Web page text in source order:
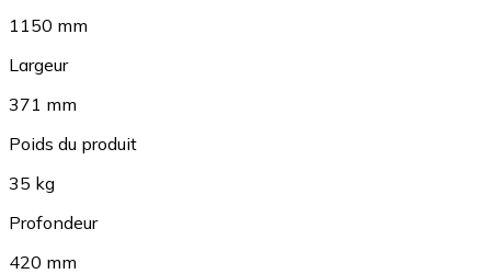
1150 mm
Largeur
371 mm
Poids du produit
35 kg
Profondeur
420 mm